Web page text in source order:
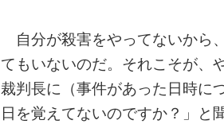
自分が殺害をやってないから
てもいないのだ。それこそが、
裁判長に（事件があった日時に
日を覚えてないのですか？」と